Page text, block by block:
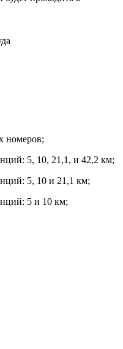
номеров;
5, 10, 21,1, и 42,2 км;
5, 10 и 21,1 км;
5 и 10 км;